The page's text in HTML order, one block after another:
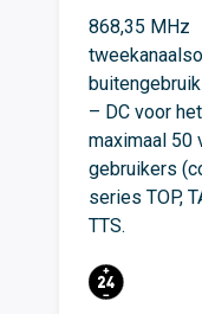
868,35 MHz
– DC voor
maximaal 50
gebruikers
series TOP,
TTS.